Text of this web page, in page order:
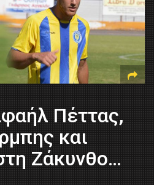
Πέττας,
και
Ζάκυνθο…